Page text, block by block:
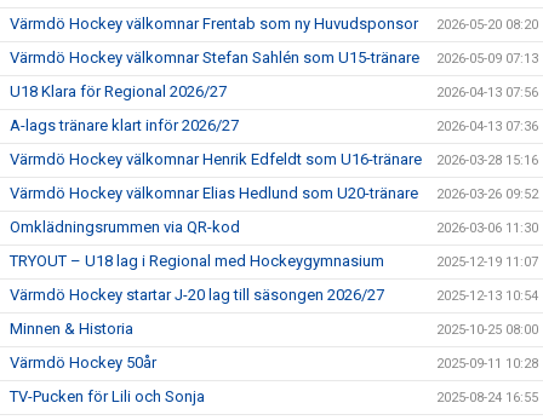
Värmdö Hockey välkomnar Frentab som ny Huvudsponsor 2026-05-20 08:20
Värmdö Hockey välkomnar Stefan Sahlén som U15-tränare 2026-05-09 07:13
U18 Klara för Regional 2026/27 2026-04-13 07:56
A-lags tränare klart inför 2026/27 2026-04-13 07:36
Värmdö Hockey välkomnar Henrik Edfeldt som U16-tränare 2026-03-28 15:16
Värmdö Hockey välkomnar Elias Hedlund som U20-tränare 2026-03-26 09:52
Omklädningsrummen via QR-kod 2026-03-06 11:30
TRYOUT – U18 lag i Regional med Hockeygymnasium 2025-12-19 11:07
Värmdö Hockey startar J-20 lag till säsongen 2026/27 2025-12-13 10:54
Minnen & Historia 2025-10-25 08:00
Värmdö Hockey 50år 2025-09-11 10:28
TV-Pucken för Lili och Sonja 2025-08-24 16:55